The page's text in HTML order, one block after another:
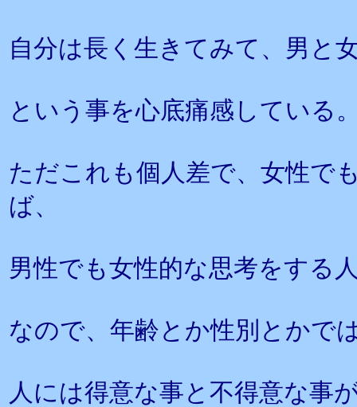
自分は長く生きてみて、男と
という事を心底痛感している
ただこれも個人差で、女性で
ば、
男性でも女性的な思考をする
なので、年齢とか性別とかで
人には得意な事と不得意な事